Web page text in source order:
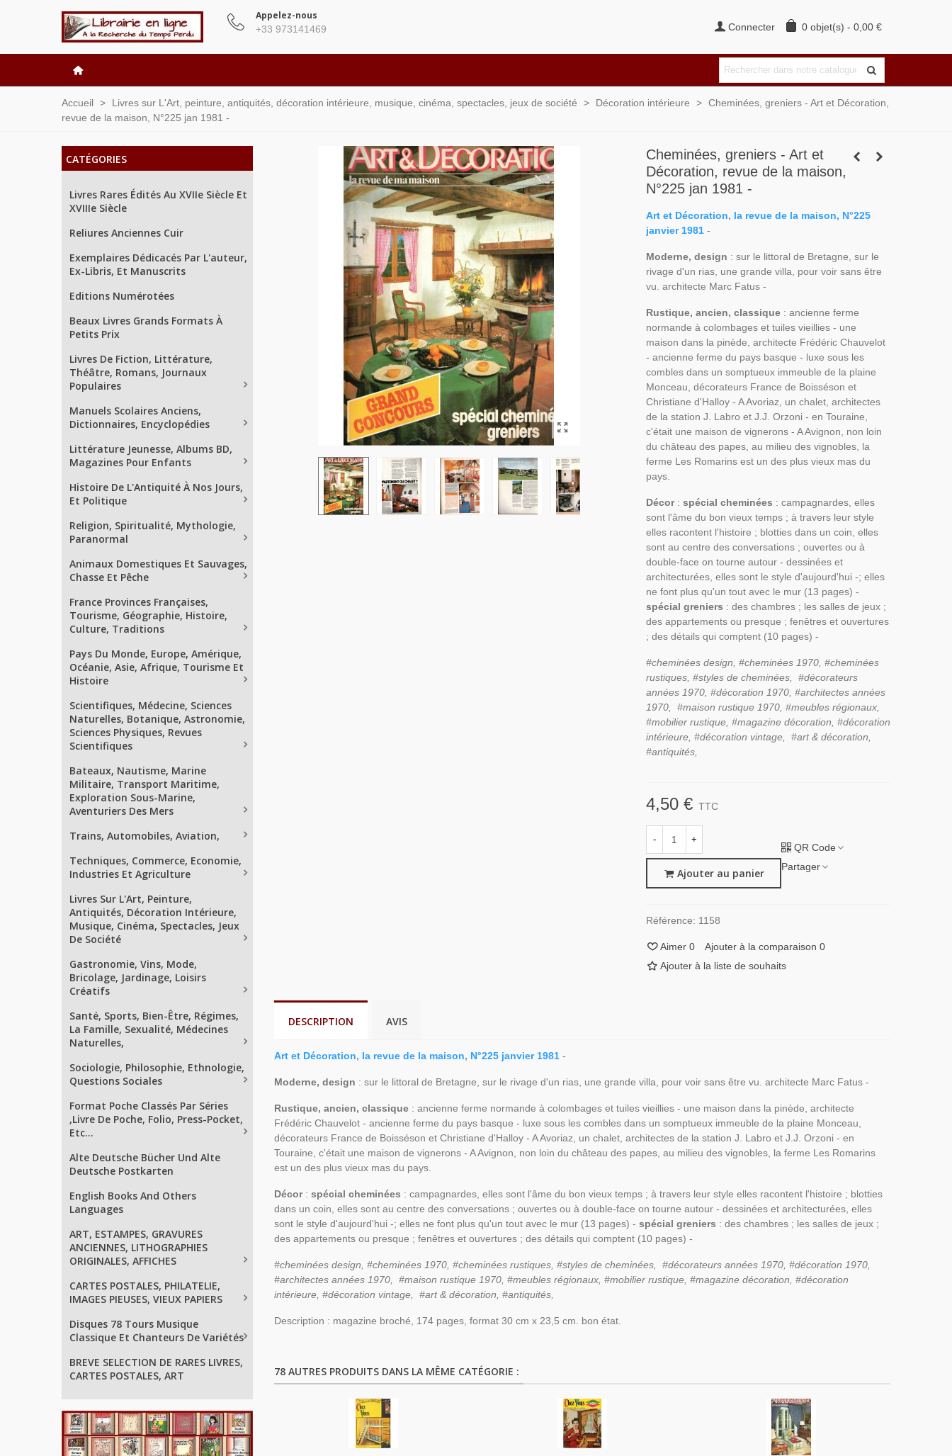
Appelez-nous
+33 973141469 Connecter 0 objet(s) - 0,00 €
Accueil > Livres sur L'Art, peinture, antiquités, décoration intérieure, musique, cinéma, spectacles, jeux de société > Décoration intérieure > Cheminées, greniers - Art et Décoration,
revue de la maison, N°225 jan 1981 -
CATÉGORIES
Livres Rares Édités Au XVIIe Siècle Et
XVIIIe Siècle
Reliures Anciennes Cuir
Exemplaires Dédicacés Par L'auteur,
Ex-Libris, Et Manuscrits
Editions Numérotées
Beaux Livres Grands Formats À
Petits Prix
Livres De Fiction, Littérature,
Théâtre, Romans, Journaux
Populaires
Manuels Scolaires Anciens,
Dictionnaires, Encyclopédies
Littérature Jeunesse, Albums BD,
Magazines Pour Enfants
Histoire De L'Antiquité À Nos Jours,
Et Politique
Religion, Spiritualité, Mythologie,
Paranormal
Animaux Domestiques Et Sauvages,
Chasse Et Pêche
France Provinces Françaises,
Tourisme, Géographie, Histoire,
Culture, Traditions
Pays Du Monde, Europe, Amérique,
Océanie, Asie, Afrique, Tourisme Et
Histoire
Scientifiques, Médecine, Sciences
Naturelles, Botanique, Astronomie,
Sciences Physiques, Revues
Scientifiques
Bateaux, Nautisme, Marine
Militaire, Transport Maritime,
Exploration Sous-Marine,
Aventuriers Des Mers
Trains, Automobiles, Aviation,
Techniques, Commerce, Economie,
Industries Et Agriculture
Livres Sur L'Art, Peinture,
Antiquités, Décoration Intérieure,
Musique, Cinéma, Spectacles, Jeux
De Société
Gastronomie, Vins, Mode,
Bricolage, Jardinage, Loisirs
Créatifs
Santé, Sports, Bien-Être, Régimes,
La Famille, Sexualité, Médecines
Naturelles,
Sociologie, Philosophie, Ethnologie,
Questions Sociales
Format Poche Classés Par Séries
,Livre De Poche, Folio, Press-Pocket,
Etc...
Alte Deutsche Bücher Und Alte
Deutsche Postkarten
English Books And Others
Languages
ART, ESTAMPES, GRAVURES
ANCIENNES, LITHOGRAPHIES
ORIGINALES, AFFICHES
CARTES POSTALES, PHILATELIE,
IMAGES PIEUSES, VIEUX PAPIERS
Disques 78 Tours Musique
Classique Et Chanteurs De Variétés
BREVE SELECTION DE RARES LIVRES,
CARTES POSTALES, ART
Cheminées, greniers - Art et
Décoration, revue de la maison,
N°225 jan 1981 -
Art et Décoration, la revue de la maison, N°225
janvier 1981-
Moderne, design : sur le littoral de Bretagne, sur le
rivage d'un rias, une grande villa, pour voir sans être
vu. architecte Marc Fatus -
Rustique, ancien, classique: ancienne ferme
normande à colombages et tuiles vieillies - une
maison dans la pinède, architecte Frédéric Chauvelot
- ancienne ferme du pays basque - luxe sous les
combles dans un somptueux immeuble de la plaine
Monceau, décorateurs France de Boisséson et
Christiane d'Halloy - A Avoriaz, un chalet, architectes
de la station J. Labro et J.J. Orzoni - en Touraine,
c'était une maison de vignerons - A Avignon, non loin
du château des papes, au milieu des vignobles, la
ferme Les Romarins est un des plus vieux mas du
pays.
Décor: spécial cheminées : campagnardes, elles
sont l'âme du bon vieux temps ; à travers leur style
elles racontent l'histoire ; blotties dans un coin, elles
sont au centre des conversations ; ouvertes ou à
double-face on tourne autour - dessinées et
architecturées, elles sont le style d'aujourd'hui -; elles
ne font plus qu'un tout avec le mur (13 pages) -
spécial greniers : des chambres ; les salles de jeux ;
des appartements ou presque ; fenêtres et ouvertures
; des détails qui comptent (10 pages) -
#cheminées design, #cheminées 1970, #cheminées
rustiques, #styles de cheminées,
#décorateurs
années 1970, #décoration 1970, #architectes années
1970, #maison rustique 1970, #meubles régionaux,
#mobilier rustique, #magazine décoration, #décoration
intérieure, #décoration vintage, #art & décoration,
#antiquités,
4,50 € TTC
- +
Ajouter au panier
QR Code
Partager
Référence: 1158
Aimer 0 Ajouter à la comparaison 0
Ajouter à la liste de souhaits
DESCRIPTION AVIS
Art et Décoration, la revue de la maison, N°225 janvier 1981 -
Moderne, design : sur le littoral de Bretagne, sur le rivage d'un rias, une grande villa, pour voir sans être vu. architecte Marc Fatus -
Rustique, ancien, classique : ancienne ferme normande à colombages et tuiles vieillies - une maison dans la pinède, architecte
Frédéric Chauvelot - ancienne ferme du pays basque - luxe sous les combles dans un somptueux immeuble de la plaine Monceau,
décorateurs France de Boisséson et Christiane d'Halloy - A Avoriaz, un chalet, architectes de la station J. Labro et J.J. Orzoni - en
Touraine, c'était une maison de vignerons - A Avignon, non loin du château des papes, au milieu des vignobles, la ferme Les Romarins
est un des plus vieux mas du pays.
Décor: spécial cheminées : campagnardes, elles sont l'âme du bon vieux temps ; à travers leur style elles racontent l'histoire ; blotties
dans un coin, elles sont au centre des conversations ; ouvertes ou à double-face on tourne autour - dessinées et architecturées, elles
sont le style d'aujourd'hui -; elles ne font plus qu'un tout avec le mur (13 pages) - spécial greniers : des chambres ; les salles de jeux ;
des appartements ou presque ; fenêtres et ouvertures ; des détails qui comptent (10 pages) -
#cheminées design, #cheminées 1970, #cheminées rustiques, #styles de cheminées,
#décorateurs années 1970, #décoration 1970,
#architectes années 1970, #maison rustique 1970, #meubles régionaux, #mobilier rustique, #magazine décoration, #décoration
intérieure, #décoration vintage, #art & décoration, #antiquités,
Description : magazine broché, 174 pages, format 30 cm x 23,5 cm. bon état.
78 AUTRES PRODUITS DANS LA MÊME CATÉGORIE :